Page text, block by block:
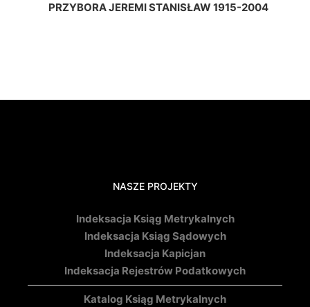
PRZYBORA JEREMI STANISŁAW 1915-2004
NASZE PROJEKTY
Indeksacja Ksiąg Metrykalnych
Indeksacja Ksiąg Sądowych
Indeksacja Kapicjan
Indeksacja Rejestrów Podatkowych
Katalog Ksiąg Metrykalnych